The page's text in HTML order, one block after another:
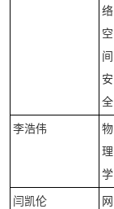
络
空
间
安
全
李浩伟
物
理
学
闫凯伦
网